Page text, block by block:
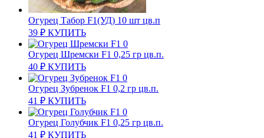
Огурец Табор F1(УД) 10 шт цв.п
39 ₽ КУПИТЬ
Огурец Шремски F1 0,25 гр цв.п.
40 ₽ КУПИТЬ
Огурец Зубренок F1 0,2 гр цв.п.
41 ₽ КУПИТЬ
Огурец Голубчик F1 0,25 гр цв.п.
41 ₽ КУПИТЬ